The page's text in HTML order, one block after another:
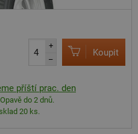
+
–
Koupit
příští prac. den
do 2 dnů.
20 ks.